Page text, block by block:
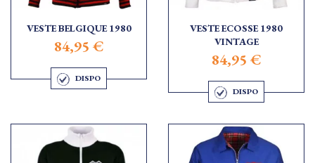
VESTE BELGIQUE 1980
84,95 €
DISPO
VESTE ECOSSE 1980
VINTAGE
84,95 €
DISPO